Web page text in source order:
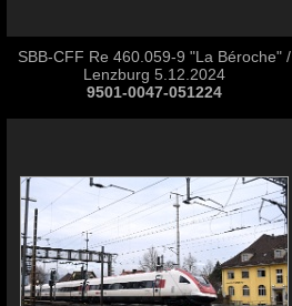
SBB-CFF Re 460.059-9 "La Béroche" /
Lenzburg 5.12.2024
9501-0047-051224